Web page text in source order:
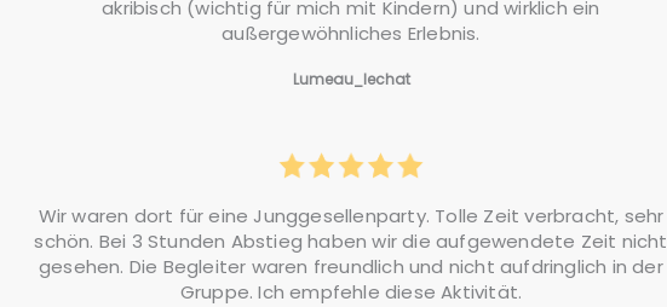
akribisch (wichtig für mich mit Kindern) und wirklich ein
außergewöhnliches Erlebnis.
Lumeau_lechat
Wir waren dort für eine Junggesellenparty. Tolle Zeit verbracht, sehr
schön. Bei 3 Stunden Abstieg haben wir die aufgewendete Zeit nicht
gesehen. Die Begleiter waren freundlich und nicht aufdringlich in der
Gruppe. Ich empfehle diese Aktivität.